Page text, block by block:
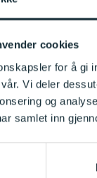
cookies
for å gi
Vi deler
og
samlet inn